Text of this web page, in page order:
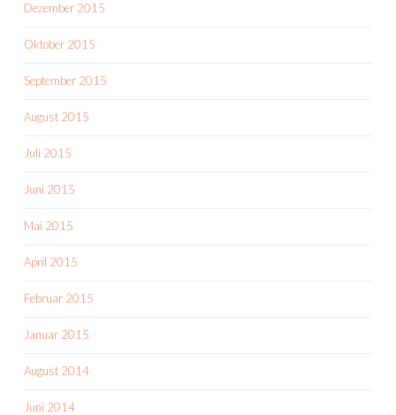
Dezember 2015
Oktober 2015
September 2015
August 2015
Juli 2015
Juni 2015
Mai 2015
April 2015
Februar 2015
Januar 2015
August 2014
Juni 2014